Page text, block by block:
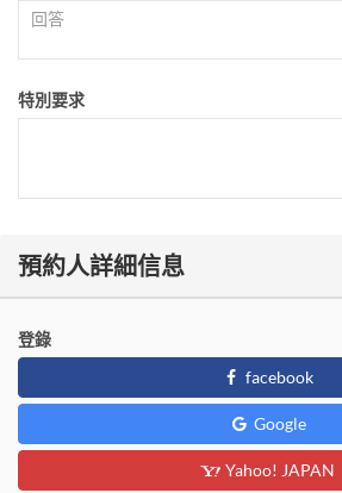
特別要求
預約人詳細信息
登錄
facebook
Google
Yahoo! JAPAN